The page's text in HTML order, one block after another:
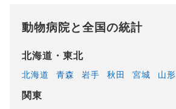
動物病院と全国の統計
北海道・東北
北海道 青森 岩手 秋田 宮城 山形
関東